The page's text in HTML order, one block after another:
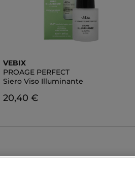
VEBIX
PROAGE PERFECT
Siero Viso Illuminante
20,40 €